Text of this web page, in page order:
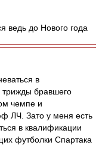
ведь до Нового года
в
трижды бравшего
чемпе и
ЛЧ. Зато у меня есть
в квалификации
футболки Спартака